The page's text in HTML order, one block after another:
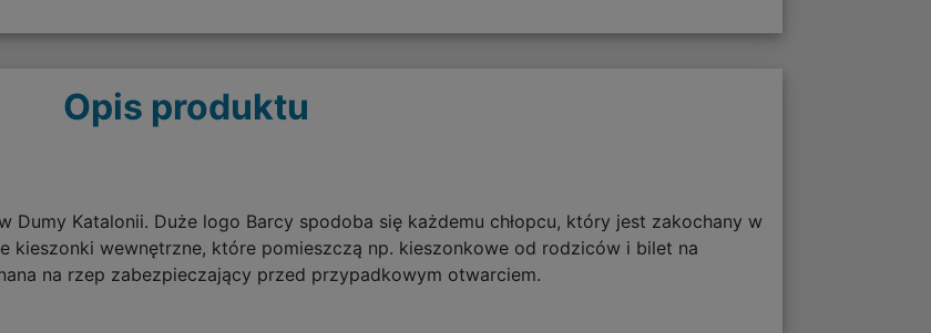
Opis produktu
Dumy Katalonii. Duże logo Barcy spodoba się każdemu chłopcu, który jest zakochany w
kieszonki wewnętrzne, które pomieszczą np. kieszonkowe od rodziców i bilet na
na rzep zabezpieczający przed przypadkowym otwarciem.